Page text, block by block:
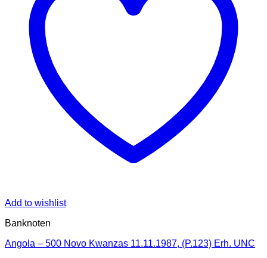
Add to wishlist
Banknoten
Angola – 500 Novo Kwanzas 11.11.1987, (P.123) Erh. UNC